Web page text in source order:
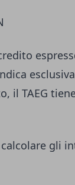
il TAEG
gli